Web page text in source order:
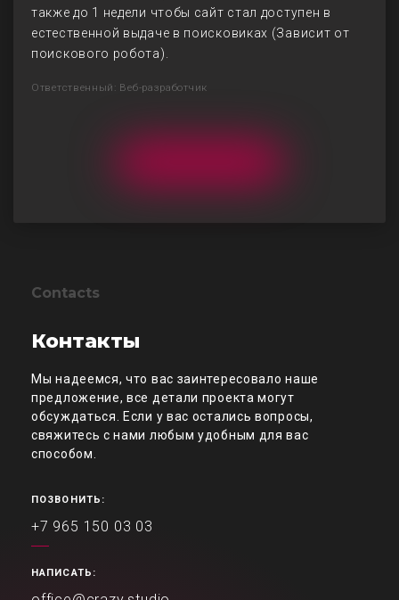
также до 1 недели чтобы сайт стал доступен в
естественной выдаче в поисковиках (Зависит от
поискового робота).
Ответственный: Веб-разработчик
Contacts
Контакты
Мы надеемся, что вас заинтересовало наше
предложение, все детали проекта могут
обсуждаться. Если у вас остались вопросы,
свяжитесь с нами любым удобным для вас
способом.
ПОЗВОНИТЬ:
+7 965 150 03 03
НАПИСАТЬ: